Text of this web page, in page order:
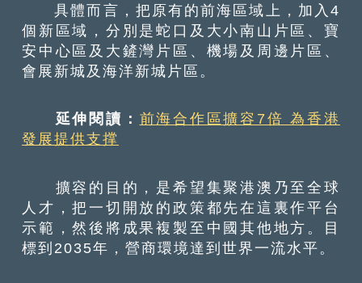
具體而言，把原有的前海區域上，加入4
個新區域，分別是蛇口及大小南山片區、寶
安中心區及大鏟灣片區、機場及周邊片區、
會展新城及海洋新城片區。
延伸閱讀： 前海合作區擴容7倍 為香港
發展提供支撑
擴容的目的，是希望集聚港澳乃至全球
人才，把一切開放的政策都先在這裏作平台
示範，然後將成果複製至中國其他地方。目
標到2035年，營商環境達到世界一流水平。